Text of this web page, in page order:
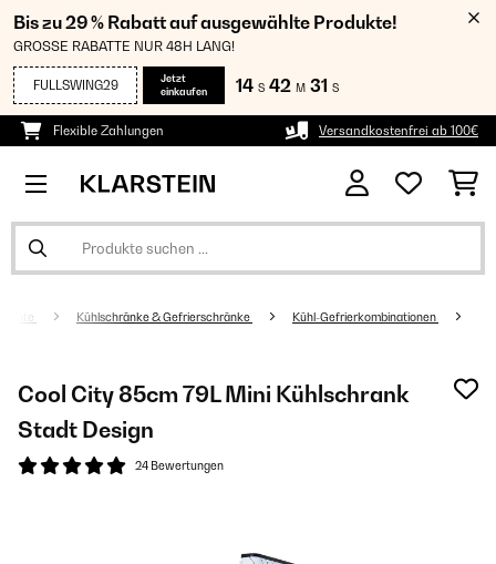
Bis zu 29 % Rabatt auf ausgewählte Produkte!
GROSSE RABATTE NUR 48H LANG!
FULLSWING29
Jetzt
einkaufen
14 S 42 M 31 S
Flexible Zahlungen Versandkostenfrei ab 100€
Kühlschränke & Gefrierschränke Kühl-Gefrierkombinationen
Cool City 85cm 79L Mini Kühlschrank​
Stadt Design
24 Bewertungen